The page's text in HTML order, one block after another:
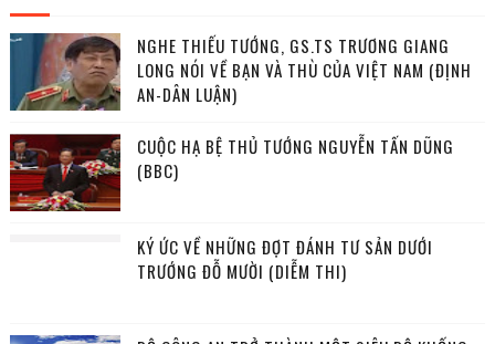
NGHE THIẾU TƯỚNG, GS.TS TRƯƠNG GIANG
LONG NÓI VỀ BẠN VÀ THÙ CỦA VIỆT NAM (ĐỊNH
AN-DÂN LUẬN)
CUỘC HẠ BỆ THỦ TƯỚNG NGUYỄN TẤN DŨNG
(BBC)
KÝ ỨC VỀ NHỮNG ĐỢT ĐÁNH TƯ SẢN DƯỚI
TRƯỚNG ĐỖ MƯỜI (DIỄM THI)